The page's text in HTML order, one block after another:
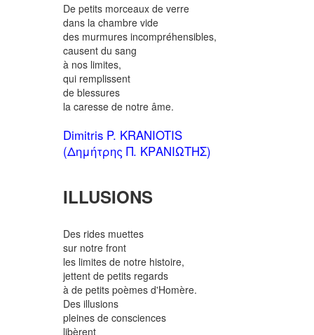
De petits morceaux de verre
dans la chambre vide
des murmures incompréhensibles,
causent du sang
à nos limites,
qui remplissent
de blessures
la caresse de notre âme.
Dimitris P. KRANIOTIS
(Δημήτρης Π. ΚΡΑΝΙΩΤΗΣ)
ILLUSIONS
Des rides muettes
sur notre front
les limites de notre histoire,
jettent de petits regards
à de petits poèmes d'Homère.
Des illusions
pleines de consciences
libèrent